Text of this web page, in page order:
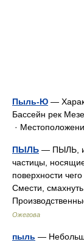
Пыль-Ю —
Бассейн рек
·
ПЫЛЬ — ПЫЛЬ,
частицы,
поверхности
Смести,
Ожегова
пыль —